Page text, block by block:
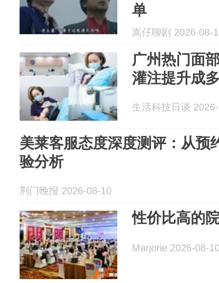
单
嵩仔聊剧 2026-08-
广州热门面
灌注提升成
生活科技日谈
美莱客服态度深度测评：从预
验分析
荆门晚报 2026-08-10
性价比高的
Marjorie 2026-08-